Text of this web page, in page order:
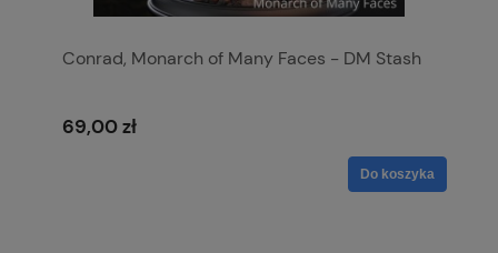
Conrad, Monarch of Many Faces - DM Stash
69,00 zł
Do koszyka